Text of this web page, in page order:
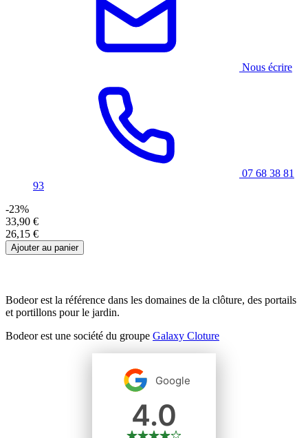
Nous écrire
07 68 38 81
93
-23%
33,90 €
26,15 €
Ajouter au panier
Bodeor est la référence dans les domaines de la clôture, des portails
et portillons pour le jardin.
Bodeor est une société du groupe Galaxy Cloture